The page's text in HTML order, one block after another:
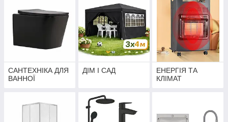
САНТЕХНІКА ДЛЯ
ВАННОЇ
ДІМ І САД
ЕНЕРГІЯ ТА
КЛІМАТ